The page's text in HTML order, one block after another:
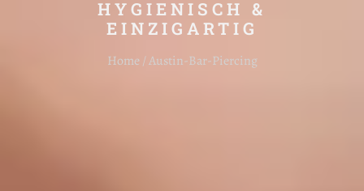
HYGIENISCH &
EINZIGARTIG
Home / Austin-Bar-Piercing